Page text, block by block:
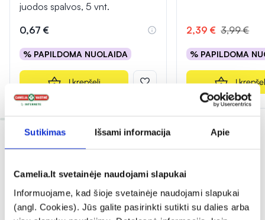
Sutikimas Išsami informacija Apie
Camelia.lt svetainėje naudojami slapukai
Informuojame, kad šioje svetainėje naudojami slapukai
(angl. Cookies). Jūs galite pasirinkti sutikti su dalies arba
juodos spalvos, 5 vnt.
0,67 €
% PAPILDOMA NUOLAIDA
Į krepšelį
2,39 € 3,99 €
% PAPILDOMA
Į
Dažnai perkama kartu